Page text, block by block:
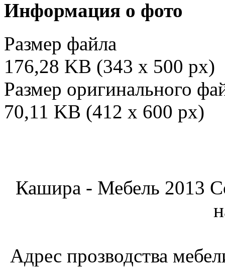
Информация о фото
Размер файла
176,28 KB (343 x 500 px)
Размер оригинального
70,11 KB (412 x 600 px)
Кашира - Мебель 2013
Адрес прозводства